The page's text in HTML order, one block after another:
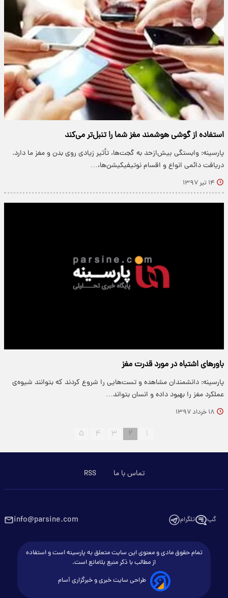
استفاده از گوشی هوشمند مغز شما را تنبل‌تر می‌کند
پارسینه: وابستگی بیش‌ازحد به گجت‌ها، تأثیر زیادی روی بدن و مغز ما دارد.
دریافت دائمی انواع و اقسام نوتیفیکیشن‌ها،…
۱۴ تیر ۱۳۹۷
باور‌های اشتباه در مورد قدرت مغز
پارسینه: دانشمندان مشاهده و تست‌هایی را شروع کردند که بتوانند شیوه‌ی
عملکرد مغز را بهبود داده و انسان بتواند…
۱۸ خرداد ۱۳۹۷
۱ ۲ ۳ ۴ ۵
تماس با ما RSS
گپ تلگرام info@parsine.com
تمام حقوق مادی و معنوی این سایت متعلق به پارسینه است و استفاده
از مطالب با ذکر منبع بلامانع است.
طراحی سایت خبری و خبرگزاری آسام